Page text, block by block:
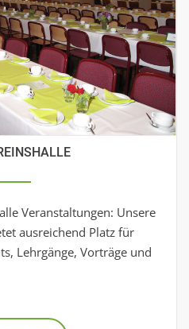
Veranstaltungen: Unsere
ausreichend Platz für
Lehrgänge, Vorträge und